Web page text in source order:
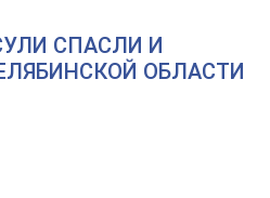
СПАСЛИ И
ОБЛАСТИ